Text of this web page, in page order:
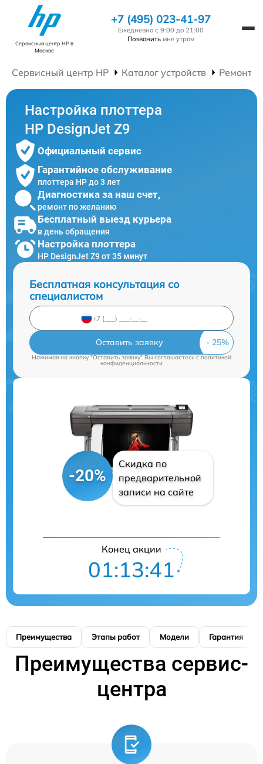
Сервисный центр HPв
Москве
+7 (495) 023-41-97
Ежедневно с 9:00 до 21:00
Позвонить мне утром
Сервисный центр HP Каталог устройств Ремонт
Настройка плоттера
HP DesignJet Z9
Официальный сервис
Гарантийное обслуживание
плоттера HP до 3 лет
Диагностика за наш счет,
ремонт по желанию
Бесплатный выезд курьера
в день обращения
Настройка плоттера
HP DesignJet Z9 от 35 минут
Бесплатная консультация со
специалистом
Оставить заявку
Нажимая на кнопку "Оставить заявку" Вы соглашаетесь cполитикой
конфиденциальности
-20%
Скидка по
предварительной
записи на сайте
Конец акции
01:13:40
Преимущества Этапы работ Модели Гарантия
Преимущества сервис-
центра